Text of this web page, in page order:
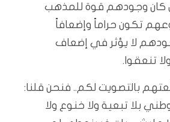
كان وجودهم قوة للمذهب
تكون حراماً وإضعافاً
لا يؤثر في إضعاف
تنعقوا.
بالتصويت لكم.. فنحن قلنا:
بلا تبعية ولا خنوع ولا